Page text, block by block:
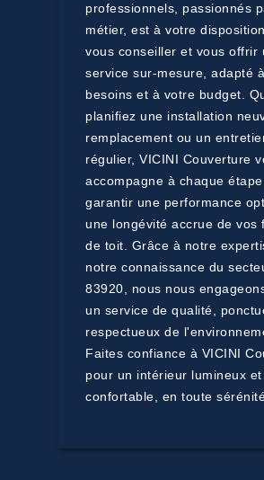
professionnels, passionnés
métier, est à votre
vous conseiller et vous offrir
service sur-mesure, adapté
besoins et à votre budget.
planifiez une installation
remplacement ou un
régulier, VICINI Couverture
accompagne à chaque
garantir une performance
une longévité accrue de vos
de toit. Grâce à notre
notre connaissance du
83920, nous nous
un service de qualité,
respectueux de
Faites confiance à VICINI
pour un intérieur lumineux et
confortable, en toute